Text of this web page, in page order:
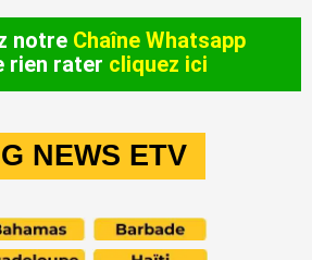
notre Chaîne Whatsapp
rien rater cliquez ici
NEWS ETV